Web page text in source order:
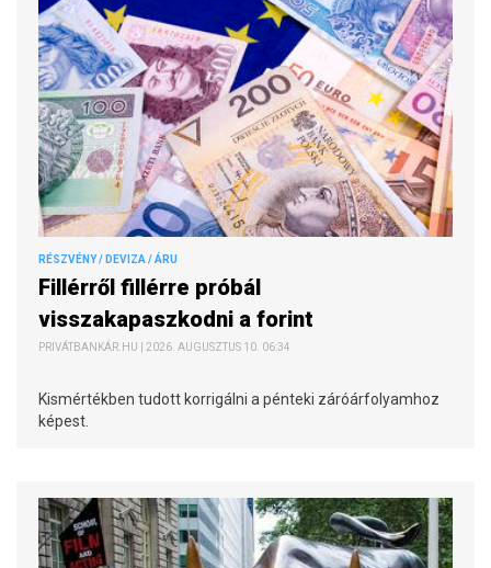
RÉSZVÉNY / DEVIZA / ÁRU
Fillérről fillérre próbál
visszakapaszkodni a forint
PRIVÁTBANKÁR.HU | 2026. AUGUSZTUS 10. 06:34
Kismértékben tudott korrigálni a pénteki záróárfolyamhoz
képest.